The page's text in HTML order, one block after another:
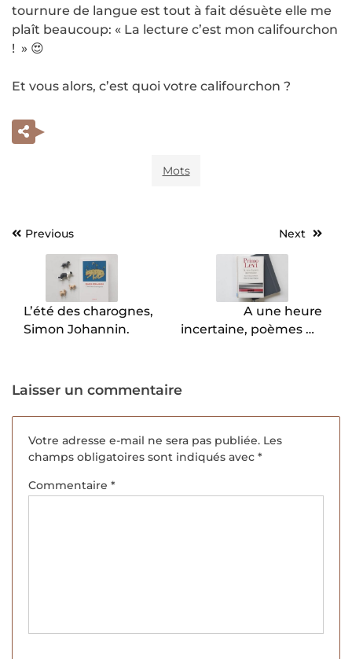
tournure de langue est tout à fait désuète elle me
plaît beaucoup: « La lecture c’est mon califourchon
! » 😍
Et vous alors, c’est quoi votre califourchon ?
Mots
Navigation
l’article
Previous
L’été des charognes,
Simon Johannin.
Next
A une heure
incertaine, poèmes de
Laisser un commentaire
Votre adresse e-mail ne sera pas publiée. Les
champs obligatoires sont indiqués avec *
Commentaire *